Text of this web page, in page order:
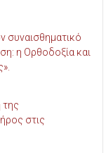
συναισθηματικό
η Ορθοδοξία και
της
στις